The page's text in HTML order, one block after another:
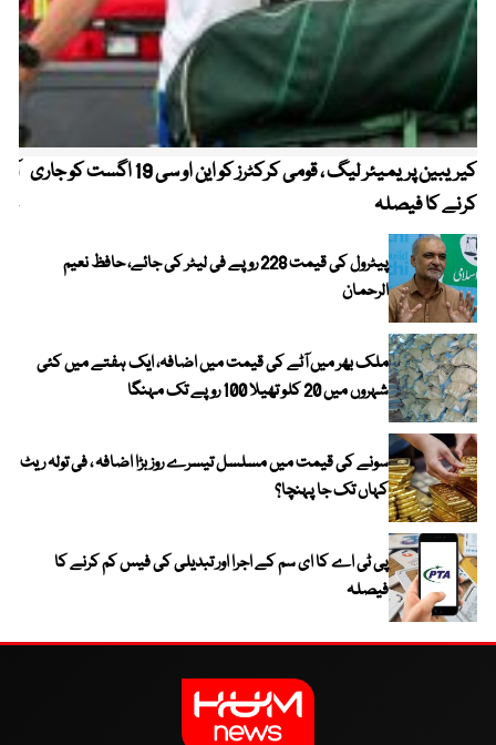
کیریبین پریمیئر لیگ ، قومی کرکٹرز کو این او سی 19 اگست کو جاری
کرنے کا فیصلہ
پیٹرول کی قیمت 228 روپے فی لیٹر کی جائے، حافظ نعیم
الرحمان
ملک بھر میں آٹے کی قیمت میں اضافہ، ایک ہفتے میں کئی
شہروں میں 20 کلو تھیلا 100 روپے تک مہنگا
سونے کی قیمت میں مسلسل تیسرے روز بڑا اضافہ ، فی تولہ ریٹ
کہاں تک جا پہنچا؟
پی ٹی اے کا ای سم کے اجرا اور تبدیلی کی فیس کم کرنے کا
فیصلہ